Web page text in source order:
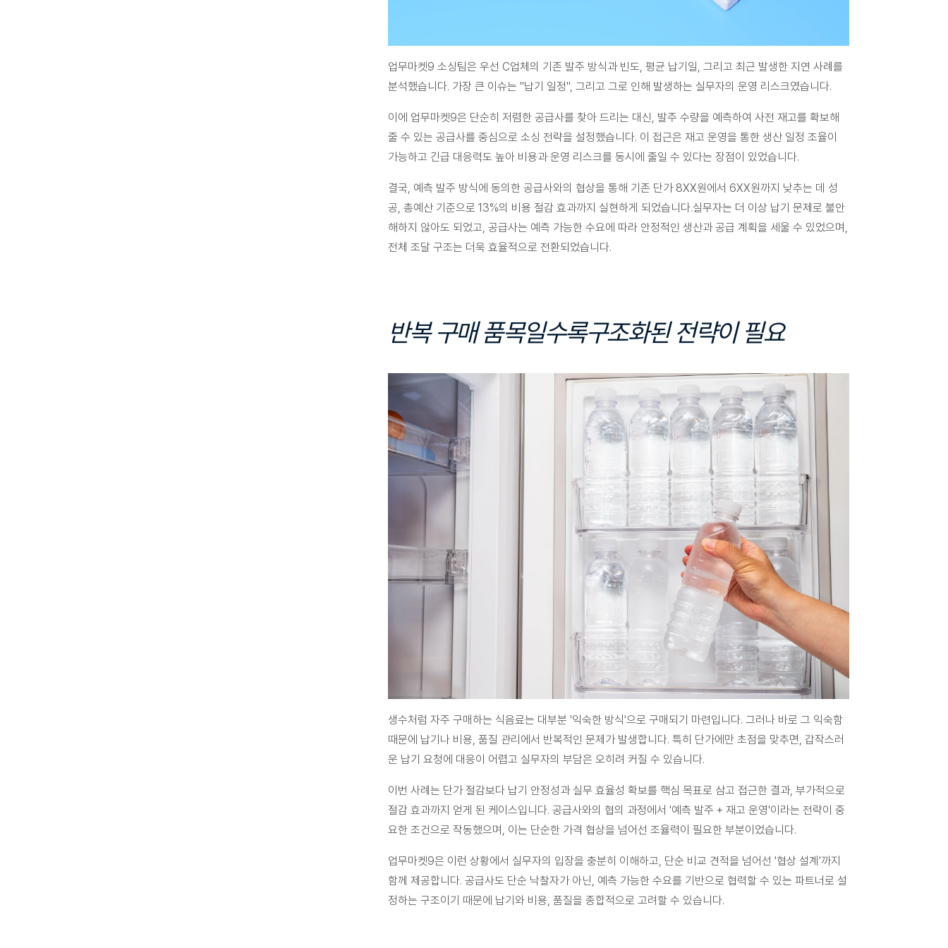
업무마켓9 소싱팀은 우선 C업체의 기존 발주 방식과 빈도, 평균 납기일, 그리고 최근 발생한 지연 사례를
분석했습니다. 가장 큰 이슈는 "납기 일정", 그리고 그로 인해 발생하는 실무자의 운영 리스크였습니다.
이에 업무마켓9은 단순히 저렴한 공급사를 찾아 드리는 대신, 발주 수량을 예측하여 사전 재고를 확보해
줄 수 있는 공급사를 중심으로 소싱 전략을 설정했습니다. 이 접근은 재고 운영을 통한 생산 일정 조율이
가능하고 긴급 대응력도 높아 비용과 운영 리스크를 동시에 줄일 수 있다는 장점이 있었습니다.
결국, 예측 발주 방식에 동의한 공급사와의 협상을 통해 기존 단가 8XX원에서 6XX원까지 낮추는 데 성
공, 총예산 기준으로 13%의 비용 절감 효과까지 실현하게 되었습니다.실무자는 더 이상 납기 문제로 불안
해하지 않아도 되었고, 공급사는 예측 가능한 수요에 따라 안정적인 생산과 공급 계획을 세울 수 있었으며,
전체 조달 구조는 더욱 효율적으로 전환되었습니다.
반복 구매 품목일수록구조화된 전략이 필요
생수처럼 자주 구매하는 식음료는 대부분 '익숙한 방식'으로 구매되기 마련입니다. 그러나 바로 그 익숙함
때문에 납기나 비용, 품질 관리에서 반복적인 문제가 발생합니다. 특히 단가에만 초점을 맞추면, 갑작스러
운 납기 요청에 대응이 어렵고 실무자의 부담은 오히려 커질 수 있습니다.
이번 사례는 단가 절감보다 납기 안정성과 실무 효율성 확보를 핵심 목표로 삼고 접근한 결과, 부가적으로
절감 효과까지 얻게 된 케이스입니다. 공급사와의 협의 과정에서 '예측 발주 + 재고 운영'이라는 전략이 중
요한 조건으로 작동했으며, 이는 단순한 가격 협상을 넘어선 조율력이 필요한 부분이었습니다.
업무마켓9은 이런 상황에서 실무자의 입장을 충분히 이해하고, 단순 비교 견적을 넘어선 '협상 설계'까지
함께 제공합니다. 공급사도 단순 낙찰자가 아닌, 예측 가능한 수요를 기반으로 협력할 수 있는 파트너로 설
정하는 구조이기 때문에 납기와 비용, 품질을 종합적으로 고려할 수 있습니다.